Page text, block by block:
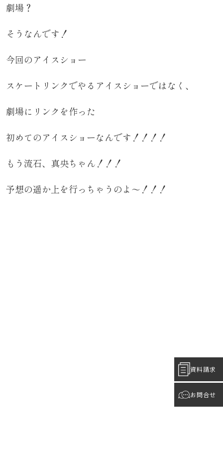
劇場？
そうなんです！
今回のアイスショー
スケートリンクでやるアイスショーではなく、
劇場にリンクを作った
初めてのアイスショーなんです！！！！
もう流石、真央ちゃん！！！
予想の遥か上を行っちゃうのよ～！！！
資料請求
お問合せ